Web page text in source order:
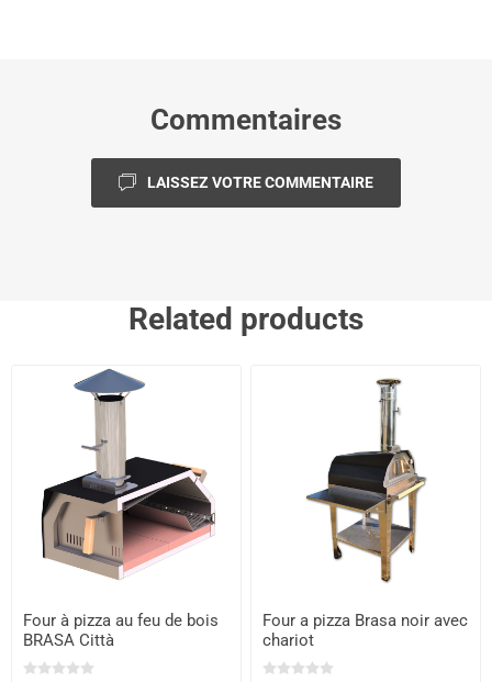
Commentaires
LAISSEZ VOTRE COMMENTAIRE
Related products
Four à pizza au feu de bois
BRASA Città
Four a pizza Brasa noir avec
chariot